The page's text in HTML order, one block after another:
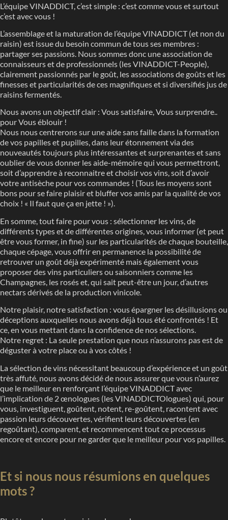
L’équipe VINADDICT, c’est simple : c’est comme vous et surtout
c’est avec vous !
L’assemblage et la maturation de l’équipe VINADDICT (et non du
raisin) est issue du besoin commun de tous ses membres :
partager ses passions. Nous sommes donc une association de
connaisseurs et de professionnels (les VINADDICT-People),
clairement passionnés par le goût, les associations de goûts et les
finesses et particularités de ces magnifiques et si diversifiés jus de
raisins fermentés.
Nous avons un objectif clair : Vous satisfaire, Vous surprendre..
pour Vous éblouir !
Nous nous centrerons sur une aide sans faille dans la formation
de vos papilles et pupilles, dans leur étonnement via des
nouveautés toujours plus intéressantes et surprenantes et sans
oublier de vous donner les aide-mémoire qui vous permettront,
soit d’apprendre à reconnaitre et choisir vos vins, soit d’avoir
votre antisèche pour vos commandes ! (Tous les moyens sont
bons pour se faire plaisir et bluffer vos amis par la qualité de vos
choix ! « Il faut que ça en jette ! »).
En somme, tout faire pour vous : sélectionner les vins, de
différents types et de différentes origines, vous informer (et peut
être vous former, in fine) sur les particularités de chaque bouteille,
chaque cépage, vous offrir en permanence la possibilité de
retrouver un goût déjà expérimenté mais également vous
proposer des vins particuliers ou saisonniers comme les
Champagnes, les rosés et, qui sait peut-être un jour, d’autres
nectars dérivés de la production vinicole.
Notre plaisir, notre satisfaction : vous épargner les désillusions ou
déceptions auxquelles nous avons déjà tous été confrontés ! Et
ce, en vous mettant dans la confidence de nos sélections.
Notre regret : La seule prestation que nous n’assurons pas est de
déguster à votre place ou à vos côtés !
La sélection de vins nécessitant beaucoup d’expérience et un goût
très affuté, nous avons décidé de nous assurer que vous n’aurez
que le meilleur en renforçant l’équipe VINADDICT avec
l’implication de 2 œnologues (les VINADDICTOlogues) qui, pour
vous, investiguent, goûtent, notent, re-goûtent, racontent avec
passion leurs découvertes, vérifient leurs découvertes (en
regoûtant), comparent, et recommencent tout ce processus
encore et encore pour ne garder que le meilleur pour vos papilles.
Et si nous nous résumions en quelques
mots ?